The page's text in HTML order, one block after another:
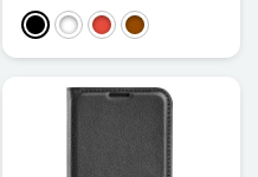
PretoBrancoVermelhoCastanho